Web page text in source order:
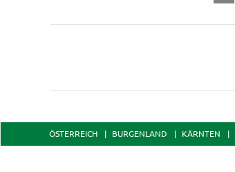
ÖSTERREICH BURGENLAND KÄRNTEN